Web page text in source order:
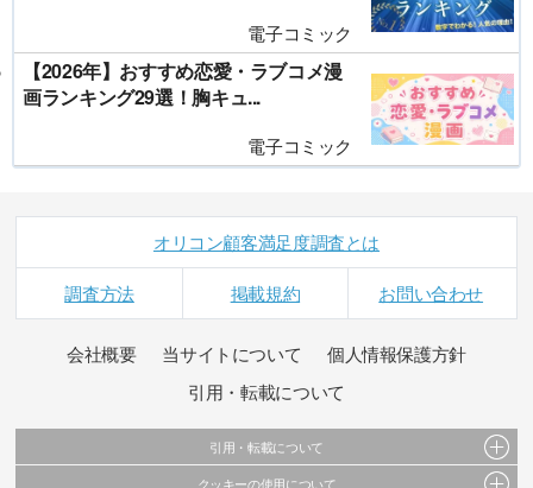
電子コミック
【2026年】おすすめ恋愛・ラブコメ漫
画ランキング29選！胸キュ...
電子コミック
オリコン顧客満足度調査とは
調査方法 掲載規約 お問い合わせ
会社概要 当サイトについて
個人情報保護方針
引用・転載について
引用・転載について
クッキーの使用について